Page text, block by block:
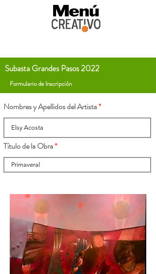
Subasta Grandes Pasos 2022
Formulario de Inscripción
Nombres y Apellidos del Artista
Título de la Obra